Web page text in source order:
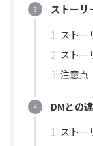
ストーリ
ストー
ストー
注意点
DMとの
ストー